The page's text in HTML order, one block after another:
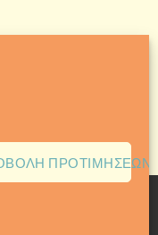
ΠΡΟΤΙΜΉΣΕΩΝ